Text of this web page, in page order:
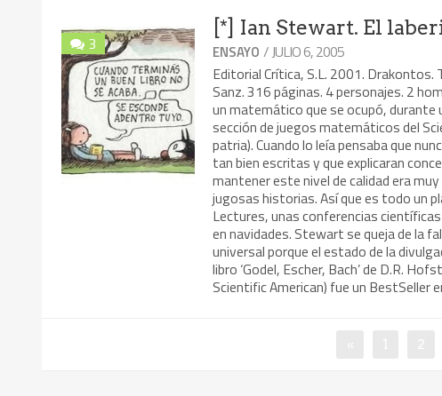
3
[*] Ian Stewart. El
ENSAYO / JULIO 6, 2005
Editorial Crítica, S.L. 2001. Drakontos.
Sanz. 316 páginas. 4 personajes. 2
un matemático que se ocupó, durante
sección de juegos matemáticos del
patria). Cuando lo leía pensaba que
tan bien escritas y que explicaran
mantener este nivel de calidad era
jugosas historias. Así que es todo un
Lectures, unas conferencias
en navidades. Stewart se queja de la
universal porque el estado de la
libro ‘Godel, Escher, Bach’ de D.R.
Scientific American) fue un BestSeller